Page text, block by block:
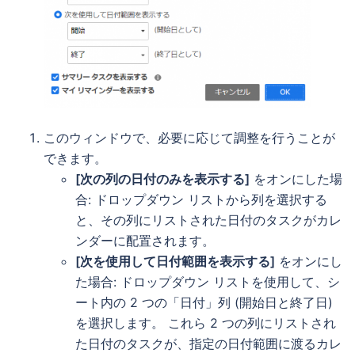
このウィンドウで、必要に応じて調整を行うことが
できます。
[次の列の日付のみを表示する] をオンにした場
合: ドロップダウン リストから列を選択する
と、その列にリストされた日付のタスクがカレ
ンダーに配置されます。
[次を使用して日付範囲を表示する] をオンにし
た場合: ドロップダウン リストを使用して、シ
ート内の 2 つの「日付」列 (開始日と終了日)
を選択します。 これら 2 つの列にリストされ
た日付のタスクが、指定の日付範囲に渡るカレ